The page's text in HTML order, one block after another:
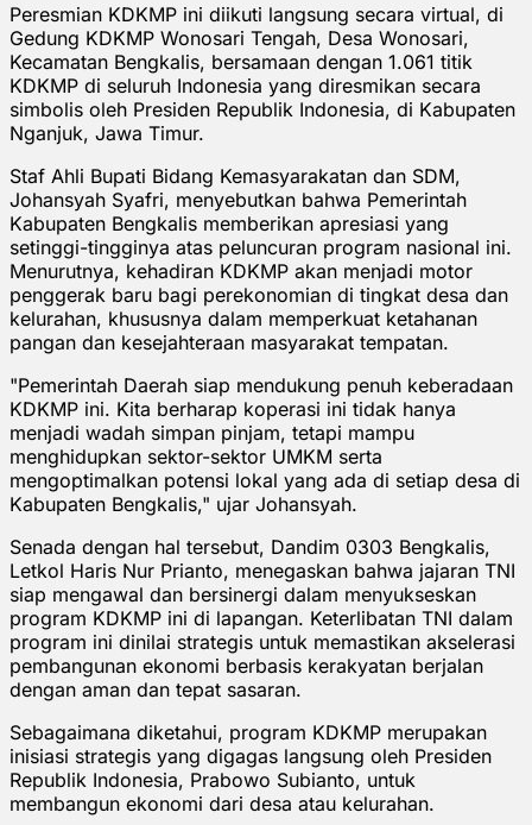
Peresmian KDKMP ini diikuti langsung secara virtual, di
Gedung KDKMP Wonosari Tengah, Desa Wonosari,
Kecamatan Bengkalis, bersamaan dengan 1.061 titik
KDKMP di seluruh Indonesia yang diresmikan secara
simbolis oleh Presiden Republik Indonesia, di Kabupaten
Nganjuk, Jawa Timur.
Staf Ahli Bupati Bidang Kemasyarakatan dan SDM,
Johansyah Syafri, menyebutkan bahwa Pemerintah
Kabupaten Bengkalis memberikan apresiasi yang
setinggi-tingginya atas peluncuran program nasional ini.
Menurutnya, kehadiran KDKMP akan menjadi motor
penggerak baru bagi perekonomian di tingkat desa dan
kelurahan, khususnya dalam memperkuat ketahanan
pangan dan kesejahteraan masyarakat tempatan.
"Pemerintah Daerah siap mendukung penuh keberadaan
KDKMP ini. Kita berharap koperasi ini tidak hanya
menjadi wadah simpan pinjam, tetapi mampu
menghidupkan sektor-sektor UMKM serta
mengoptimalkan potensi lokal yang ada di setiap desa di
Kabupaten Bengkalis," ujar Johansyah.
Senada dengan hal tersebut, Dandim 0303 Bengkalis,
Letkol Haris Nur Prianto, menegaskan bahwa jajaran TNI
siap mengawal dan bersinergi dalam menyukseskan
program KDKMP ini di lapangan. Keterlibatan TNI dalam
program ini dinilai strategis untuk memastikan akselerasi
pembangunan ekonomi berbasis kerakyatan berjalan
dengan aman dan tepat sasaran.
Sebagaimana diketahui, program KDKMP merupakan
inisiasi strategis yang digagas langsung oleh Presiden
Republik Indonesia, Prabowo Subianto, untuk
membangun ekonomi dari desa atau kelurahan.